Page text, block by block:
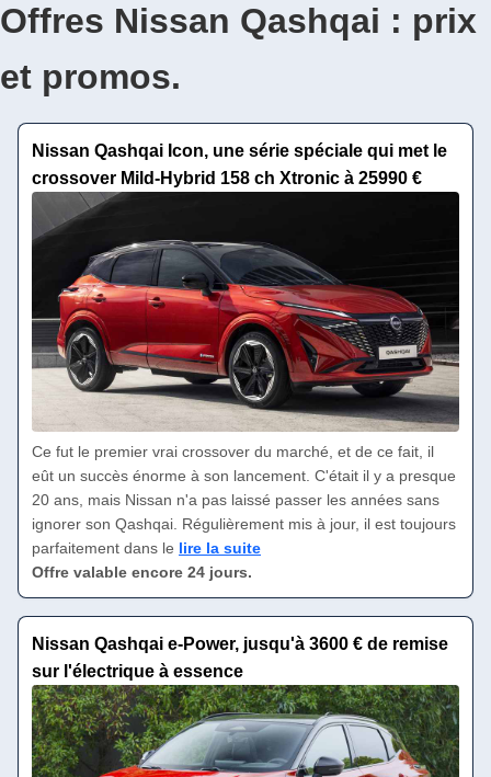
Offres Nissan Qashqai : prix
et promos.
Nissan Qashqai Icon, une série spéciale qui met le
crossover Mild-Hybrid 158 ch Xtronic à 25990 €
Ce fut le premier vrai crossover du marché, et de ce fait, il
eût un succès énorme à son lancement. C'était il y a presque
20 ans, mais Nissan n'a pas laissé passer les années sans
ignorer son Qashqai. Régulièrement mis à jour, il est toujours
parfaitement dans le lire la suite
Offre valable encore 24 jours.
Nissan Qashqai e-Power, jusqu'à 3600 € de remise
sur l'électrique à essence